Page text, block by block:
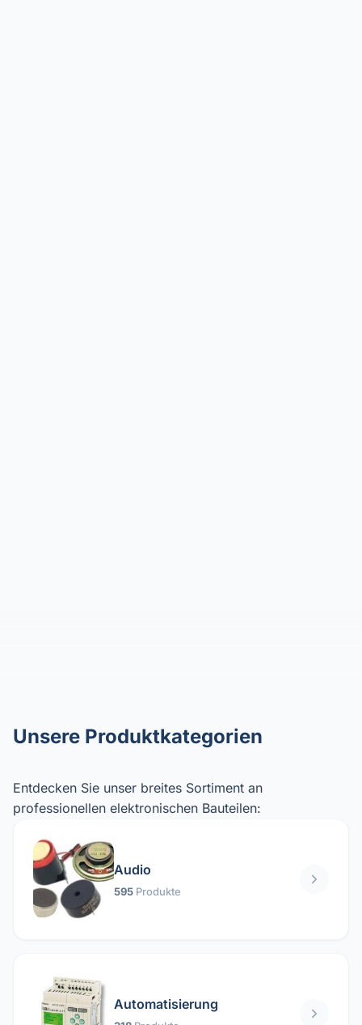
Unsere Produktkategorien
Entdecken Sie unser breites Sortiment an
professionellen elektronischen Bauteilen:
Audio
595 Produkte
Automatisierung